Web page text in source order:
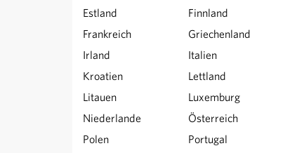
Estland
Finnland
Frankreich
Griechenland
Irland
Italien
Kroatien
Lettland
Litauen
Luxemburg
Niederlande
Österreich
Polen
Portugal